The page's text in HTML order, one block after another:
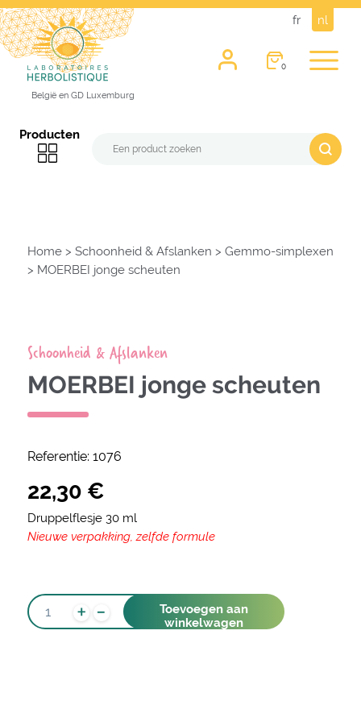
fr nl
België en GD Luxemburg
0
Producten
Home> Schoonheid & Afslanken > Gemmo-simplexen
> MOERBEI jonge scheuten
Schoonheid & Afslanken
MOERBEI jonge scheuten
22,30 €
Druppelflesje 30 ml
Nieuwe verpakking, zelfde formule
MOERBEI
JONGE
+ -
Toevoegen aan
winkelwagen
Referentie: 1076